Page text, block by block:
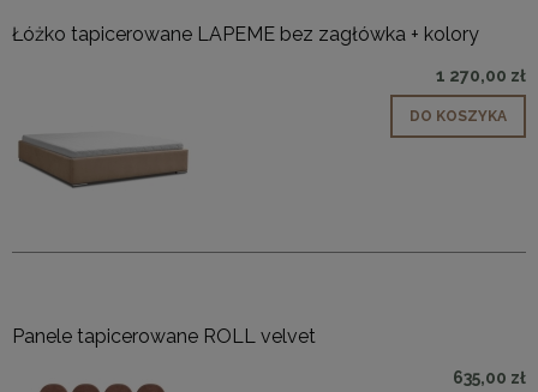
Łóżko tapicerowane LAPEME bez zagłówka + kolory
1 270,00 zł
DO KOSZYKA
Panele tapicerowane ROLL velvet
635,00 zł